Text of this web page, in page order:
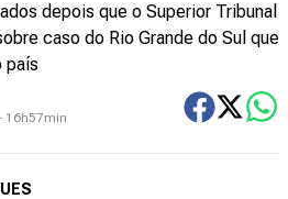
depois que o Superior Tribunal
caso do Rio Grande do Sul que
país
16h57min